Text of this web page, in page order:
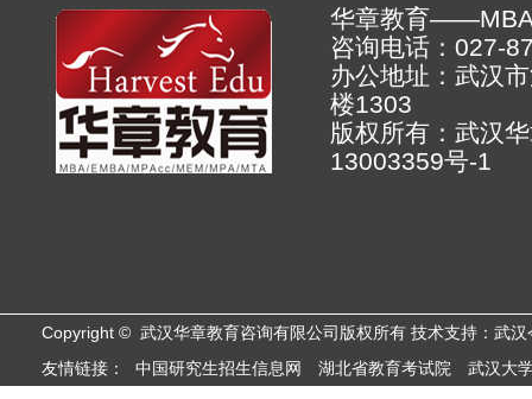
华章教育
咨询电话：027-
办公地址：武汉
楼
版权所有：武汉
13003359号-1
Copyright © 武汉华章教育咨询有限公司版权所有 技术支持：武汉
友情链接：
中国研究生招生信息网 湖北省教育考试院 武汉大